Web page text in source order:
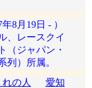
8月19日 - ）
、レースクイ
（ジャパン・
列）所属。
の人
愛知